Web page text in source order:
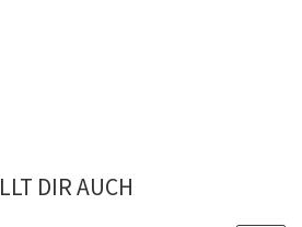
DIR AUCH